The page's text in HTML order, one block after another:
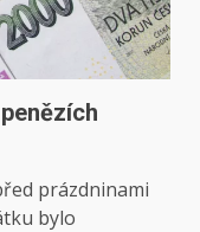
prázdninami
bylo